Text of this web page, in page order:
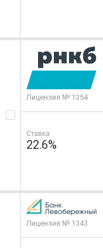
Лицензия № 1354
Ставка
22.6%
Лицензия № 1343